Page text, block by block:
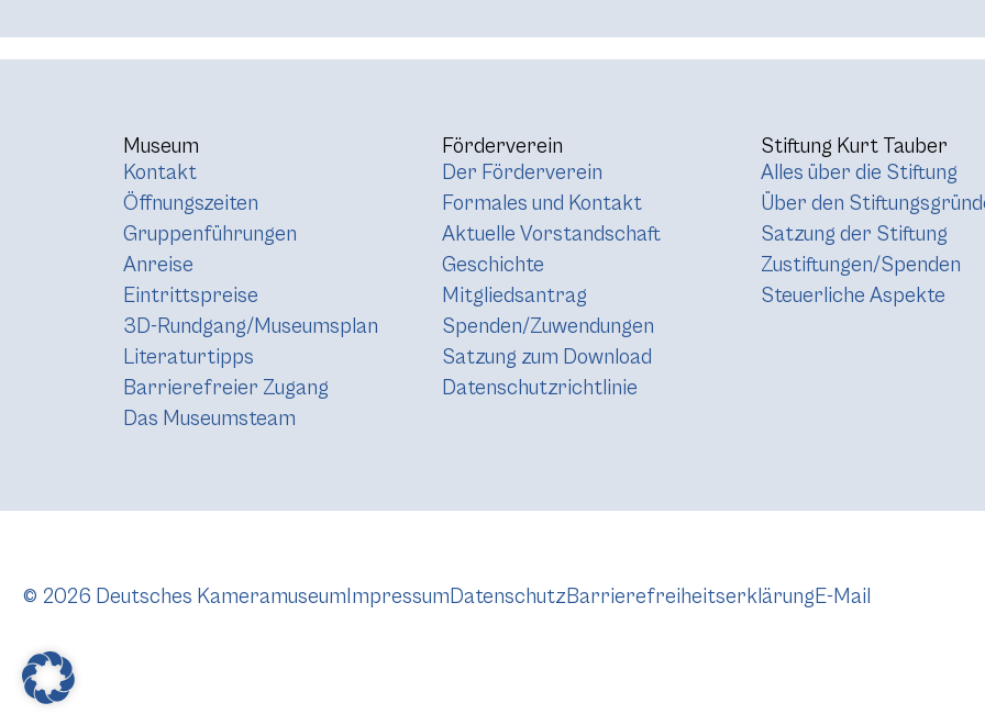
Museum
Kontakt
Öffnungszeiten
Gruppenführungen
Anreise
Eintrittspreise
3D-Rundgang/Museumsplan
Literaturtipps
Barrierefreier Zugang
Das Museumsteam
Förderverein
Der Förderverein
Formales und Kontakt
Aktuelle Vorstandschaft
Geschichte
Mitgliedsantrag
Spenden/Zuwendungen
Satzung zum Download
Datenschutzrichtlinie
Stiftung Kurt Tauber
Alles über die Stiftung
Über den
Satzung der Stiftung
Zustiftungen/Spenden
Steuerliche Aspekte
© 2026 Deutsches Kameramuseum ImpressumDatenschutzBarrierefreiheitserklärungE-Mail